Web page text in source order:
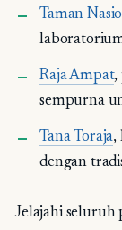
Taman
Raja Ampat,
sempurna
Tana Toraja,
dengan
Jelajahi